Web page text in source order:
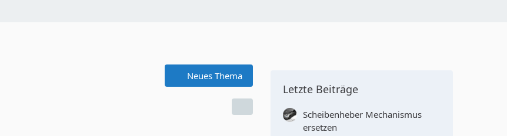
Neues Thema
Letzte Beiträge
Scheibenheber Mechanismus
ersetzen